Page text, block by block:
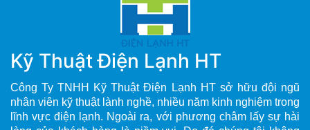
Kỹ Thuật Điện Lạnh HT
Công Ty TNHH Kỹ Thuật Điện Lạnh HT sở hữu đội ngũ
nhân viên kỹ thuật lành nghề, nhiều năm kinh nghiệm trong
lĩnh vực điện lạnh. Ngoài ra, với phương châm lấy sự hài